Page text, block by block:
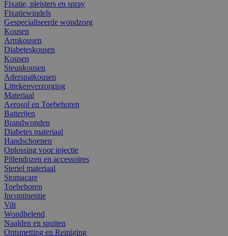
Fixatie, pleisters en spray
Fixatiewindels
Gespecialiseerde wondzorg
Kousen
Armkousen
Diabeteskousen
Kousen
Steunkousen
Aderspatkousen
Littekenverzorging
Materiaal
Aerosol en Toebehoren
Batterijen
Brandwonden
Diabetes materiaal
Handschoenen
Oplossing voor injectie
Pillendozen en accessoires
Steriel materiaal
Stomacare
Toebehoren
Incontinentie
Vilt
Wondhelend
Naalden en spuiten
Ontsmetting en Reiniging